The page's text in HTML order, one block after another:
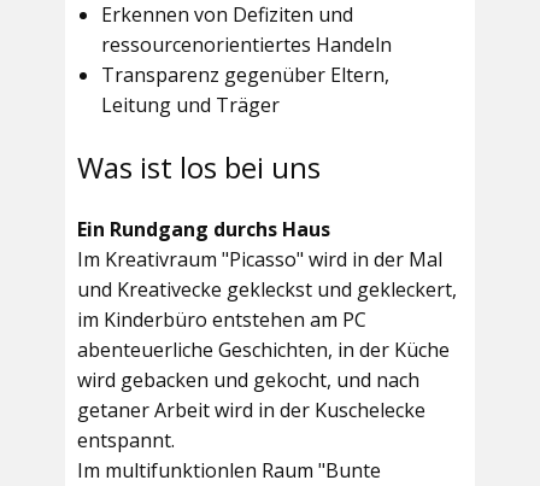
Erkennen von Defiziten und
ressourcenorientiertes Handeln
Transparenz gegenüber Eltern,
Leitung und Träger
Was ist los bei uns
Ein Rundgang durchs Haus
Im Kreativraum "Picasso" wird in der Mal
und Kreativecke gekleckst und gekleckert,
im Kinderbüro entstehen am PC
abenteuerliche Geschichten, in der Küche
wird gebacken und gekocht, und nach
getaner Arbeit wird in der Kuschelecke
entspannt.
Im multifunktionlen Raum "Bunte